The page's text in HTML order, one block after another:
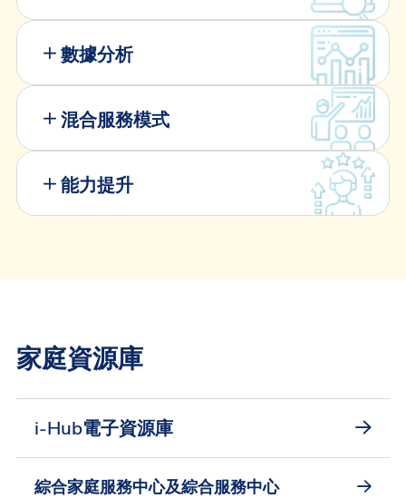
數據分析
混合服務模式
能力提升
家庭資源庫
i-Hub電子資源庫
綜合家庭服務中心及綜合服務中心